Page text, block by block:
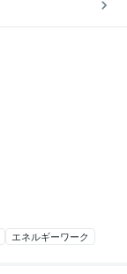
エネルギーワーク